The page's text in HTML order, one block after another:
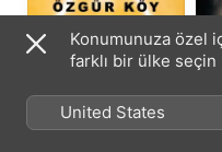
Karışık Temalar
(Original
Soundtrack)
Konumunuza özel
farklı bir ülke seçin
United States